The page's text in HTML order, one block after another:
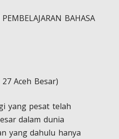
BAHASA
Aceh Besar)
yang pesat telah
dalam dunia
yang dahulu hanya